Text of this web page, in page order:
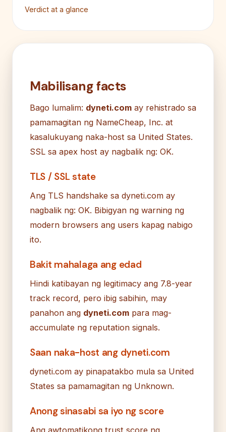
Verdict at a glance
Mabilisang facts
Bago lumalim: dyneti.com ay rehistrado sa
pamamagitan ng NameCheap, Inc. at
kasalukuyang naka-host sa United States.
SSL sa apex host ay nagbalik ng: OK.
TLS / SSL state
Ang TLS handshake sa dyneti.com ay
nagbalik ng: OK. Bibigyan ng warning ng
modern browsers ang users kapag nabigo
ito.
Bakit mahalaga ang edad
Hindi katibayan ng legitimacy ang 7.8-year
track record, pero ibig sabihin, may
panahon ang dyneti.com para mag-
accumulate ng reputation signals.
Saan naka-host ang dyneti.com
dyneti.com ay pinapatakbo mula sa United
States sa pamamagitan ng Unknown.
Anong sinasabi sa iyo ng score
Ang awtomatikong trust score ng